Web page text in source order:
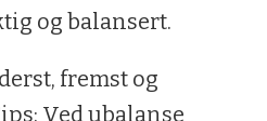
og balansert.
fremst og
Ved ubalanse